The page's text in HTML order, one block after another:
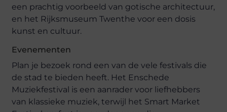
een prachtig voorbeeld van gotische architectuur,
en het Rijksmuseum Twenthe voor een dosis
kunst en cultuur.
Evenementen
Plan je bezoek rond een van de vele festivals die
de stad te bieden heeft. Het Enschede
Muziekfestival is een aanrader voor liefhebbers
van klassieke muziek, terwijl het Smart Market